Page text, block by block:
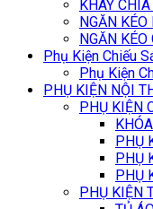
KHAY
NGĂN
NGĂN KÉO
Phụ Kiện Chiếu
Phụ Kiện
PHỤ KIỆN NỘI
PHỤ KIỆN
PHỤ
PHỤ
PHỤ
PHỤ KIỆN